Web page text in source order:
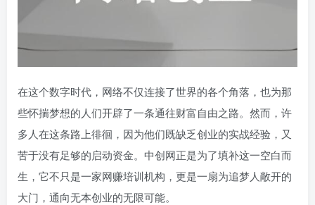
在这个数字时代，网络不仅连接了世界的各个角落，也为那
些怀揣梦想的人们开辟了一条通往财富自由之路。然而，许
多人在这条路上徘徊，因为他们既缺乏创业的实战经验，又
苦于没有足够的启动资金。中创网正是为了填补这一空白而
生，它不只是一家网赚培训机构，更是一扇为追梦人敞开的
大门，通向无本创业的无限可能。